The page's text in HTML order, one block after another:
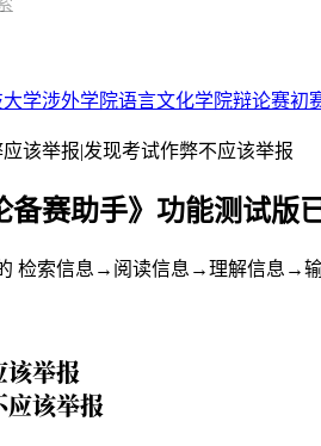
学涉外学院语言文化学院辩论赛初
该举报|发现考试作弊不应该举报
备赛助手》功能测试版
检索信息→阅读信息→理解信息→输
该举报
应该举报